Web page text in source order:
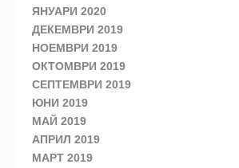
ЯНУАРИ 2020
ДЕКЕМВРИ 2019
НОЕМВРИ 2019
ОКТОМВРИ 2019
СЕПТЕМВРИ 2019
ЮНИ 2019
МАЙ 2019
АПРИЛ 2019
МАРТ 2019